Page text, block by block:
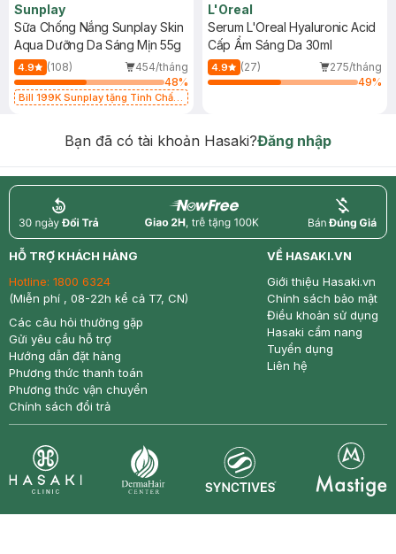
Sunplay
Sữa Chống Nắng Sunplay Skin
Aqua Dưỡng Da Sáng Mịn 55g
4.9 (108)
454/tháng
48%
Bill 199K Sunplay tặng Tinh Chất
L'Oreal
Serum L'Oreal Hyaluronic Acid
Cấp Ẩm Sáng Da 30ml
4.9 (27)
275/tháng
49%
Bạn đã có tài khoản Hasaki?Đăng nhập
return nowfree price
HỖ TRỢ KHÁCH HÀNG
Hotline: 1800 6324
(Miễn phí , 08-22h kể cả T7, CN)
Các câu hỏi thường gặp
Gửi yêu cầu hỗ trợ
Hướng dẫn đặt hàng
Phương thức thanh toán
Phương thức vận chuyển
Chính sách đổi trả
VỀ HASAKI.VN
Giới thiệu Hasaki.vn
Chính sách bảo mật
Điều khoản sử dụng
Hasaki cẩm nang
Tuyển dụng
Liên hệ